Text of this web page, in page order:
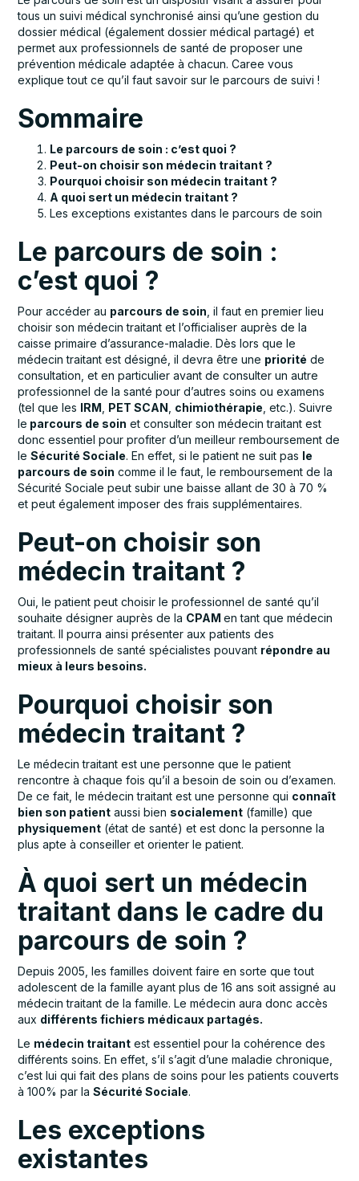
tous un suivi médical synchronisé ainsi qu’une gestion du
dossier médical (également dossier médical partagé) et
permet aux professionnels de santé de proposer une
prévention médicale adaptée à chacun. Caree vous
explique tout ce qu’il faut savoir sur le parcours de suivi !
Sommaire
Le parcours de soin : c’est quoi ?
Peut-on choisir son médecin traitant ?
Pourquoi choisir son médecin traitant ?
A quoi sert un médecin traitant ?
Les exceptions existantes dans le parcours de soin
Le parcours de soin :
c’est quoi ?
Pour accéder au parcours de soin , il faut en premier lieu
choisir son médecin traitant et l’officialiser auprès de la
caisse primaire d’assurance-maladie. Dès lors que le
médecin traitant est désigné, il devra être une priorité de
consultation, et en particulier avant de consulter un autre
professionnel de la santé pour d’autres soins ou examens
(tel que les IRM PET SCAN chimiothérapie , etc.). Suivre
le parcours de soin et consulter son médecin traitant est
donc essentiel pour profiter d’un meilleur remboursement de
leSécurité Sociale. En effet, si le patient ne suit pas le
parcours de soin comme il le faut, le remboursement de la
Sécurité Sociale peut subir une baisse allant de 30 à 70 %
et peut également imposer des frais supplémentaires.
Peut-on choisir son
médecin traitant ?
Oui, le patient peut choisir le professionnel de santé qu’il
souhaite désigner auprès de la CPAMen tant que médecin
traitant. Il pourra ainsi présenter aux patients des
professionnels de santé spécialistes pouvant répondre au
mieux à leurs besoins.
Pourquoi choisir son
médecin traitant ?
Le médecin traitant est une personne que le patient
rencontre à chaque fois qu’il a besoin de soin ou d’examen.
De ce fait, le médecin traitant est une personne qui connaît
bien son patient aussi bien socialement (famille) que
physiquement (état de santé) et est donc la personne la
plus apte à conseiller et orienter le patient.
À quoi sert un médecin
traitant dans le cadre du
parcours de soin ?
Depuis 2005, les familles doivent faire en sorte que tout
adolescent de la famille ayant plus de 16 ans soit assigné au
médecin traitant de la famille. Le médecin aura donc accès
aux différents fichiers médicaux partagés.
Le médecin traitant est essentiel pour la cohérence des
différents soins. En effet, s’il s’agit d’une maladie chronique,
c’est lui qui fait des plans de soins pour les patients couverts
à 100% par laSécurité Sociale.
Les exceptions
existantes